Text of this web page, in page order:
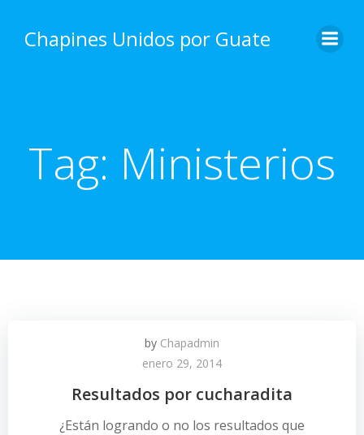
content
Chapines Unidos por Guate
Tag: Ministerios
by Chapadmin
enero 29, 2014
Resultados por cucharadita
¿Están logrando o no los resultados que